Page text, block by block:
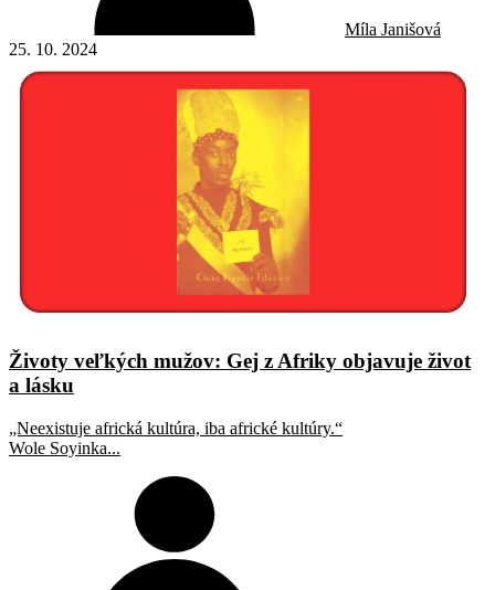
Míla Janišová
25. 10. 2024
Životy veľkých mužov: Gej z Afriky objavuje život
a lásku
„Neexistuje africká kultúra, iba africké kultúry.“
Wole Soyinka...